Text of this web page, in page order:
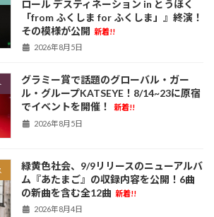
ロール デスティネーション in とうほく
「from ふくしま for ふくしま」』終演！
その模様が公開 新着!!
2026年8月5日
グラミー賞で話題のグローバル・ガー
ル・グループKATSEYE！8/14~23に原宿
でイベントを開催！
新着!!
2026年8月5日
緑黄色社会、9/9リリースのニューアルバ
ム『あたまご』の収録内容を公開！6曲
の新曲を含む全12曲 新着!!
2026年8月4日